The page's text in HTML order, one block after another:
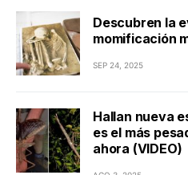
Descubren la
momificación
SEP 24, 2025
Hallan nueva
es el más
ahora (VIDEO)